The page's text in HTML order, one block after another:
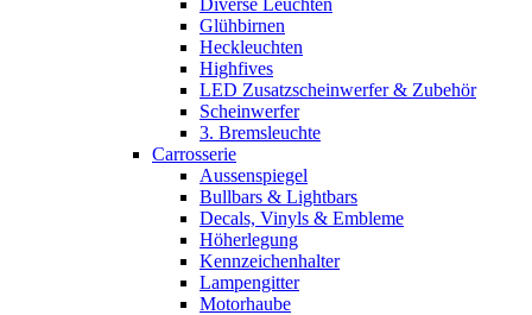
Glühbirnen
Heckleuchten
Highfives
LED Zusatzscheinwerfer & Zubehör
Scheinwerfer
3. Bremsleuchte
Carrosserie
Aussenspiegel
Bullbars & Lightbars
Decals, Vinyls & Embleme
Höherlegung
Kennzeichenhalter
Lampengitter
Motorhaube